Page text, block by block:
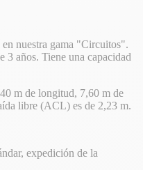
nuestra gama "Circuitos".
3 años. Tiene una capacidad
m de longitud, 7,60 m de
libre (ACL) es de 2,23 m.
expedición de la